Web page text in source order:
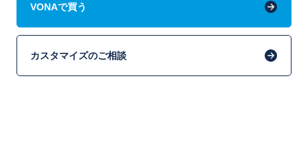
VONAで買う
カスタマイズのご相談